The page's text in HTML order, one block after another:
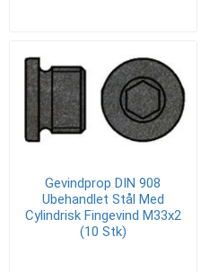
Gevindprop DIN 908
Ubehandlet Stål Med
Cylindrisk Fingevind M33x2
(10 Stk)